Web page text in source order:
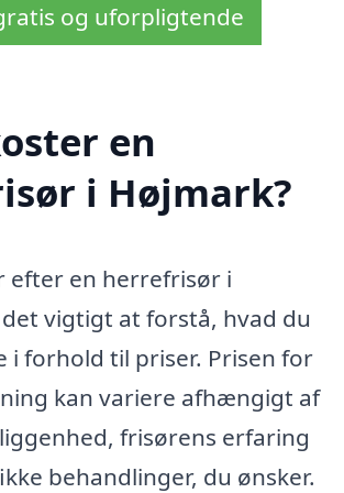
og uforpligtende
en
i Højmark?
efter en herrefrisør i
vigtigt at forstå, hvad du
i forhold til priser. Prisen for
kan variere afhængigt af
frisørens erfaring
behandlinger, du ønsker.